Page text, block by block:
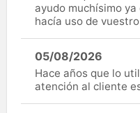
ayudo muchísimo
hacía uso de
05/08/2026
Hace años que lo
atención al cliente